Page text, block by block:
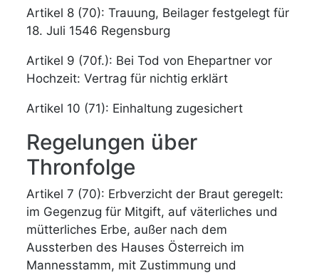
Artikel 8 (70): Trauung, Beilager festgelegt für
18. Juli 1546 Regensburg
Artikel 9 (70f.): Bei Tod von Ehepartner vor
Hochzeit: Vertrag für nichtig erklärt
Artikel 10 (71): Einhaltung zugesichert
Regelungen über
Thronfolge
Artikel 7 (70): Erbverzicht der Braut geregelt:
im Gegenzug für Mitgift, auf väterliches und
mütterliches Erbe, außer nach dem
Aussterben des Hauses Österreich im
Mannesstamm, mit Zustimmung und